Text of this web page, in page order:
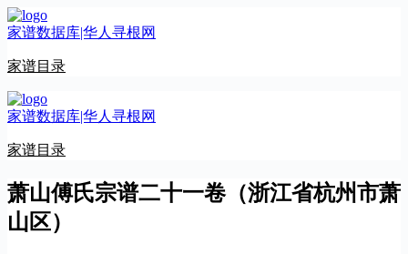
跳
至
容
家谱数据库|华人寻根网
家谱目录
家谱数据库|华人寻根网
家谱目录
萧山傅氏宗谱二十一卷（浙江省杭州市萧
山区）